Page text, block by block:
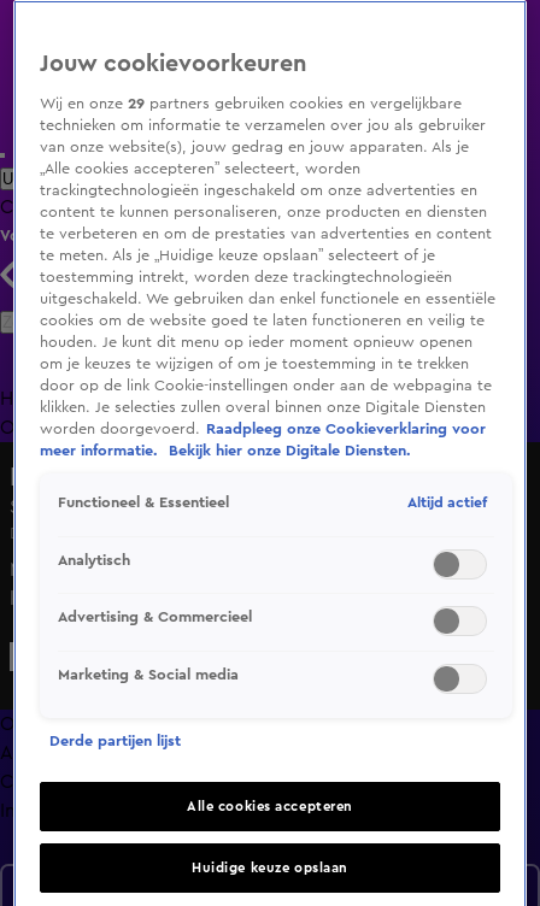
Uitzending Gemist Populaire programma's Zenders Genres
ClipsFilmsRadioSmart TV inlogShop
Volg KIJK
Zoeken
HomeUitzending Gemist Programma's De Bondgenoten
OranjezomerLivestreamsShop
Seizoen 2, aflevering 3
Do 19 feb, 15:00
Mark Schaaf en Dylan Boet bespreken in Lifegoals deze
enthousiaste Oranje supporters tijdens de Olympische
Overzicht
Afleveringen
Clips
Info
Seizoen 2
Jouw cookievoorkeuren
Wij en onze29 partners gebruiken cookies en vergelijkbare
technieken om informatie te verzamelen over jou als gebruiker
van onze website(s), jouw gedrag en jouw apparaten. Als je
„Alle cookies accepteren” selecteert, worden
trackingtechnologieën ingeschakeld om onze advertenties en
content te kunnen personaliseren, onze producten en diensten
te verbeteren en om de prestaties van advertenties en content
te meten. Als je „Huidige keuze opslaan” selecteert of je
toestemming intrekt, worden deze trackingtechnologieën
uitgeschakeld. We gebruiken dan enkel functionele en essentiële
cookies om de website goed te laten functioneren en veilig te
houden. Je kunt dit menu op ieder moment opnieuw openen
om je keuzes te wijzigen of om je toestemming in te trekken
door op de link Cookie-instellingen onder aan de webpagina te
klikken. Je selecties zullen overal binnen onze Digitale Diensten
worden doorgevoerd.
Raadpleeg onze Cookieverklaring voor
meer informatie.
Bekijk hier onze Digitale Diensten.
Functioneel & Essentieel Altijd actief
Analytisch
Advertising & Commercieel
Marketing & Social media
Derde partijen lijst
Alle cookies accepteren
Huidige keuze opslaan